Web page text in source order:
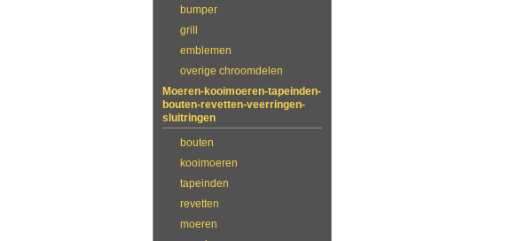
bumper
grill
emblemen
overige chroomdelen
Moeren-kooimoeren-tapeinden-
bouten-revetten-veerringen-
sluitringen
bouten
kooimoeren
tapeinden
revetten
moeren